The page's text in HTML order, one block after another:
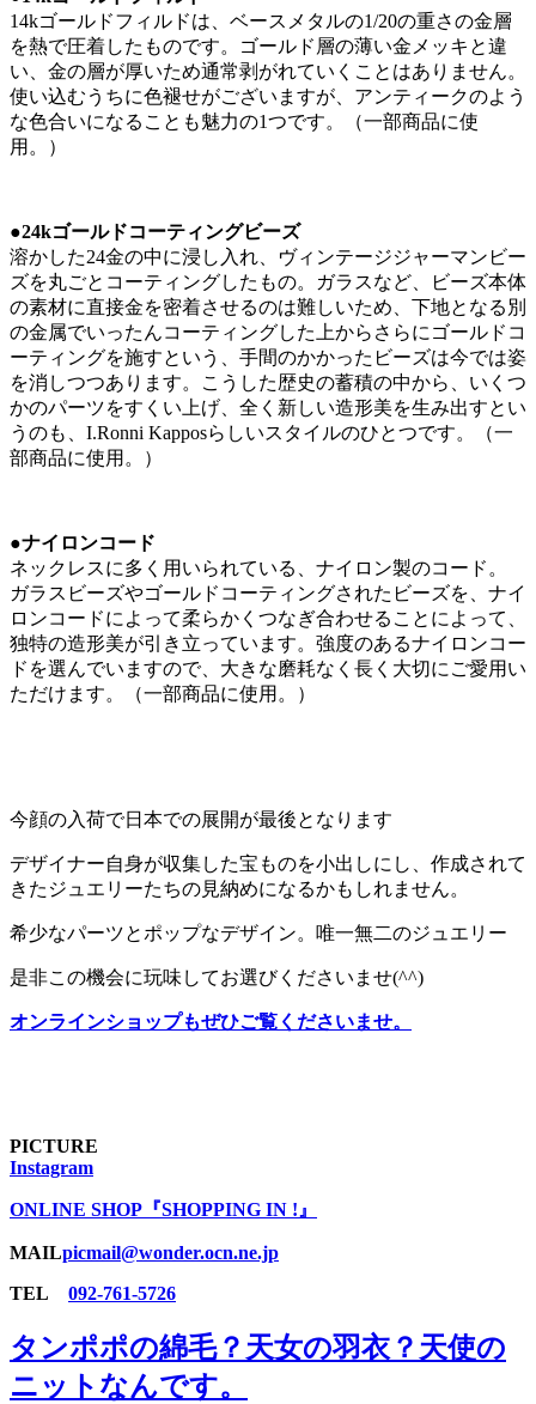
14kゴールドフィルドは、ベースメタルの1/20の重さの金層
を熱で圧着したものです。ゴールド層の薄い金メッキと違
い、金の層が厚いため通常剥がれていくことはありません。
使い込むうちに色褪せがございますが、アンティークのよう
な色合いになることも魅力の1つです。（一部商品に使
用。）
●24kゴールドコーティングビーズ
溶かした24金の中に浸し入れ、ヴィンテージジャーマンビー
ズを丸ごとコーティングしたもの。ガラスなど、ビーズ本体
の素材に直接金を密着させるのは難しいため、下地となる別
の金属でいったんコーティングした上からさらにゴールドコ
ーティングを施すという、手間のかかったビーズは今では姿
を消しつつあります。こうした歴史の蓄積の中から、いくつ
かのパーツをすくい上げ、全く新しい造形美を生み出すとい
うのも、I.Ronni Kapposらしいスタイルのひとつです。（一
部商品に使用。）
●ナイロンコード
ネックレスに多く用いられている、ナイロン製のコード。
ガラスビーズやゴールドコーティングされたビーズを、ナイ
ロンコードによって柔らかくつなぎ合わせることによって、
独特の造形美が引き立っています。強度のあるナイロンコー
ドを選んでいますので、大きな磨耗なく長く大切にご愛用い
ただけます。（一部商品に使用。）
今顔の入荷で日本での展開が最後となります
デザイナー自身が収集した宝ものを小出しにし、作成されて
きたジュエリーたちの見納めになるかもしれません。
希少なパーツとポップなデザイン。唯一無二のジュエリー
是非この機会に玩味してお選びくださいませ(^^)
オンラインショップもぜひご覧くださいませ。
PICTURE
Instagram
ONLINE SHOP『SHOPPING IN !』
MAILpicmail@wonder.ocn.ne.jp
TEL
092-761-5726
タンポポの綿毛？天女の羽衣？天使の
ニットなんです。